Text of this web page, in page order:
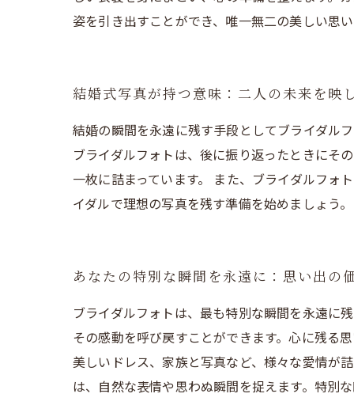
姿を引き出すことができ、唯一無二の美しい思い
結婚式写真が持つ意味：二人の未来を映
結婚の瞬間を永遠に残す手段としてブライダル
ブライダルフォトは、後に振り返ったときにそ
一枚に詰まっています。 また、ブライダルフォ
イダルで理想の写真を残す準備を始めましょう。
あなたの特別な瞬間を永遠に：思い出の
ブライダルフォトは、最も特別な瞬間を永遠に
その感動を呼び戻すことができます。心に残る
美しいドレス、家族と写真など、様々な愛情が
は、自然な表情や思わぬ瞬間を捉えます。特別